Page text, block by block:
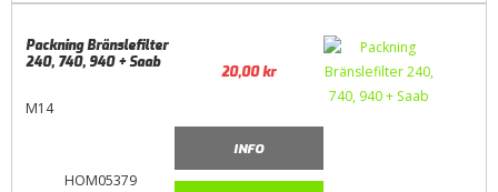
HOM05379
Packning Bränslefilter
240, 740, 940 + Saab
M14
20,00kr
INFO